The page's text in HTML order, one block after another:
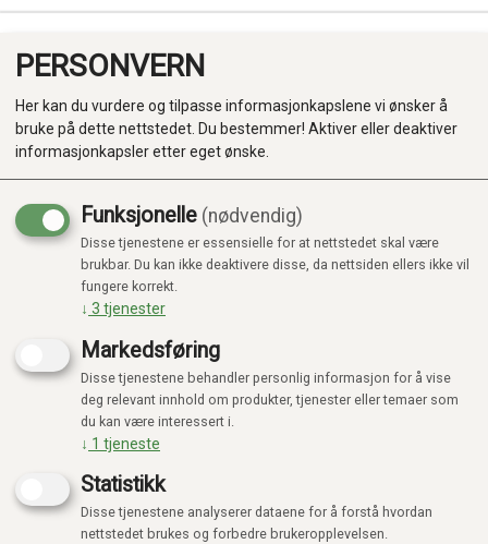
Produkter
Kategorier
PERSONVERN
Her kan du vurdere og tilpasse informasjonkapslene vi ønsker å
bruke på dette nettstedet. Du bestemmer! Aktiver eller deaktiver
informasjonkapsler etter eget ønske.
Funksjonelle (nødvendig)
Disse tjenestene er essensielle for at nettstedet skal være
brukbar. Du kan ikke deaktivere disse, da nettsiden ellers ikke vil
fungere korrekt.
↓ 3 tjenester
Markedsføring
Disse tjenestene behandler personlig informasjon for å vise
deg relevant innhold om produkter, tjenester eller temaer som
du kan være interessert i.
↓ 1 tjeneste
Statistikk
Disse tjenestene analyserer dataene for å forstå hvordan
nettstedet brukes og forbedre brukeropplevelsen.